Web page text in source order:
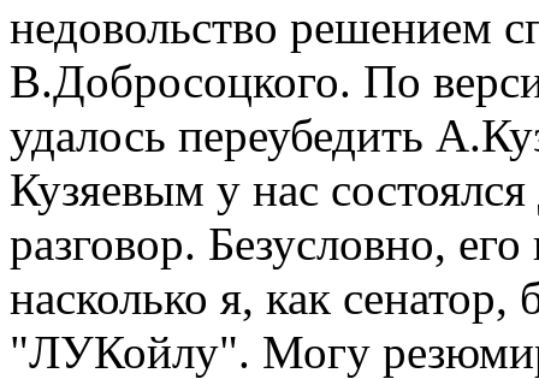
недовольство решением
В.Добросоцкого. По
удалось переубедить
Кузяевым у нас
разговор. Безусловно,
насколько я, как сенатор,
"ЛУКойлу". Могу